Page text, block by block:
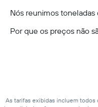
Nós reunimos
Por que os preços não
As tarifas exibidas incluem todos